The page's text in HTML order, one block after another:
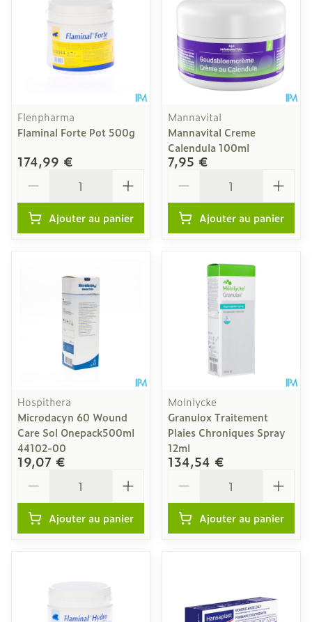
Flenpharma
Flaminal Forte Pot 500g
174,99 €
Ajouter au panier
Mannavital
Mannavital Creme
Calendula 100ml
7,95 €
Ajouter au panier
Hospithera
Microdacyn 60 Wound
Care Sol Onepack500ml
44102-00
19,07 €
Ajouter au panier
Molnlycke
Granulox Traitement
Plaies Chroniques Spray
12ml
134,54 €
Ajouter au panier